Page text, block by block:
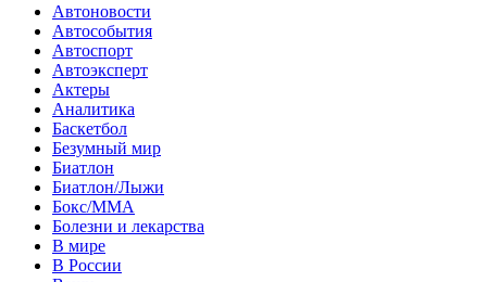
Автоновости
Автособытия
Автоспорт
Автоэксперт
Актеры
Аналитика
Баскетбол
Безумный мир
Биатлон
Биатлон/Лыжи
Бокс/MMA
Болезни и лекарства
В мире
В России